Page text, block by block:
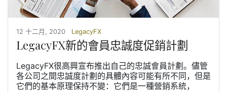
12 十二月, 2020 LegacyFX
LegacyFX新的會員忠誠度促銷計劃
LegacyFX很高興宣布推出自己的忠誠會員計劃。儘管
各公司之間忠誠度計劃的具體內容可能有所不同，但是
它們的基本原理保持不變：它們是一種營銷系統，